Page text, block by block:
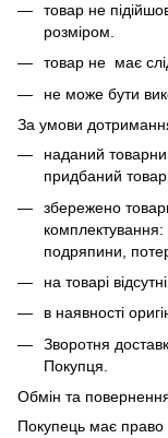
товар не
розміром.
товар не має
не може бути
За умови
наданий
придбаний
збережено
комплектування:
подряпини,
на товарі
в наявності
Зворотня
Покупця.
Обмін та
Покупець має право